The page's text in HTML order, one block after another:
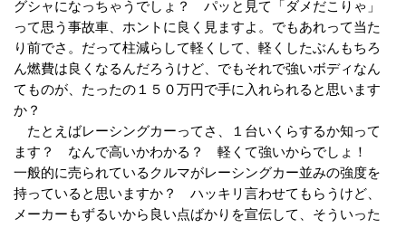
グシャになっちゃうでしょ？ パッと見て「ダメだこりゃ」
って思う事故車、ホントに良く見ますよ。でもあれって当た
り前でさ。だって柱減らして軽くして、軽くしたぶんもちろ
ん燃費は良くなるんだろうけど、でもそれで強いボディなん
てものが、たったの１５０万円で手に入れられると思います
か？
たとえばレーシングカーってさ、１台いくらするか知って
ます？ なんで高いかわかる？ 軽くて強いからでしょ！
一般的に売られているクルマがレーシングカー並みの強度を
持っていると思いますか？ ハッキリ言わせてもらうけど、
メーカーもずるいから良い点ばかりを宣伝して、そういった